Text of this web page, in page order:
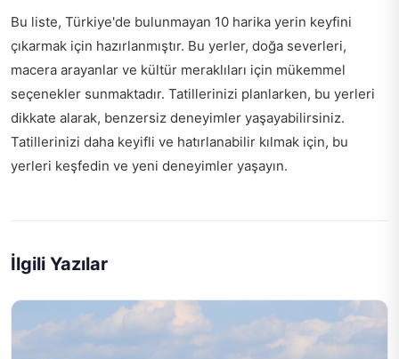
Bu liste, Türkiye'de bulunmayan 10 harika yerin keyfini
çıkarmak için hazırlanmıştır. Bu yerler, doğa severleri,
macera arayanlar ve kültür meraklıları için mükemmel
seçenekler sunmaktadır. Tatillerinizi planlarken, bu yerleri
dikkate alarak, benzersiz deneyimler yaşayabilirsiniz.
Tatillerinizi daha keyifli ve hatırlanabilir kılmak için, bu
yerleri keşfedin ve yeni deneyimler yaşayın.
İlgili Yazılar